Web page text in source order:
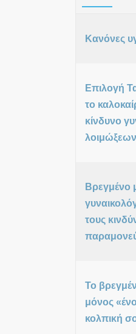
Κανόνες
Επιλογή
το
κίνδυνο
λοιμώξεων
Βρεγμένο
τους
Το
μόνος
κολπική